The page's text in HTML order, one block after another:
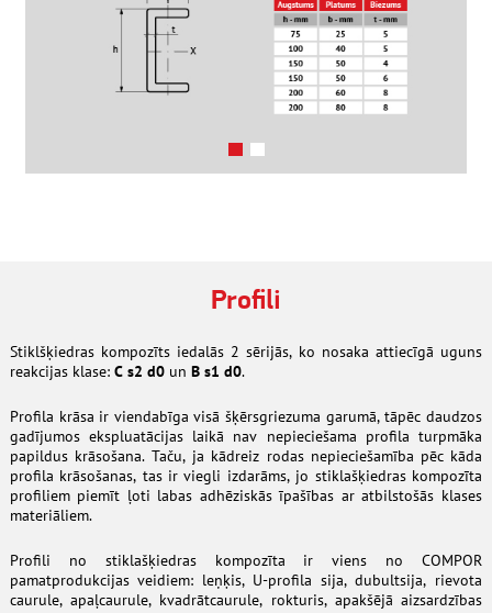
Profili
Stiklšķiedras kompozīts iedalās 2 sērijās, ko nosaka attiecīgā uguns
reakcijas klase: C s2 d0un B s1 d0.
Profila krāsa ir viendabīga visā šķērsgriezuma garumā, tāpēc daudzos
gadījumos ekspluatācijas laikā nav nepieciešama profila turpmāka
papildus krāsošana. Taču, ja kādreiz rodas nepieciešamība pēc kāda
profila krāsošanas, tas ir viegli izdarāms, jo stiklašķiedras kompozīta
profiliem piemīt ļoti labas adhēziskās īpašības ar atbilstošās klases
materiāliem.
Profili no stiklašķiedras kompozīta ir viens no COMPOR
pamatprodukcijas veidiem: leņķis, U-profila sija, dubultsija, rievota
caurule, apaļcaurule, kvadrātcaurule, rokturis, apakšējā aizsardzības